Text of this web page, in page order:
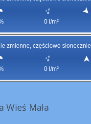
0 l/m²
zmienne, częściowo słonecznie
0 l/m²
Mała